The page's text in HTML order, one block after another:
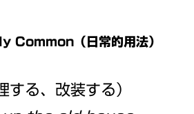
（日常的用法）
する、改装する）